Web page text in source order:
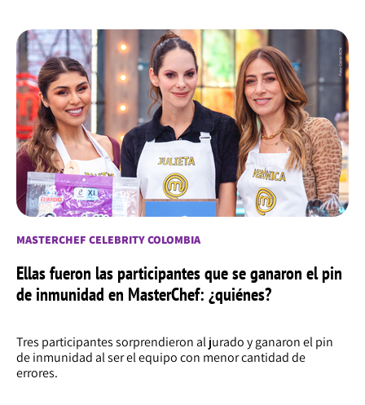
MASTERCHEF CELEBRITY COLOMBIA
Ellas fueron las participantes que se ganaron el pin
de inmunidad en MasterChef: ¿quiénes?
Tres participantes sorprendieron al jurado y ganaron el pin
de inmunidad al ser el equipo con menor cantidad de
errores.